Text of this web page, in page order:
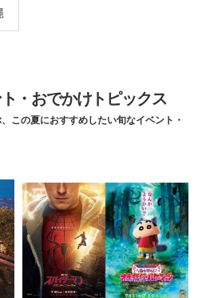
・おでかけトピックス
この夏におすすめしたい旬なイベント・